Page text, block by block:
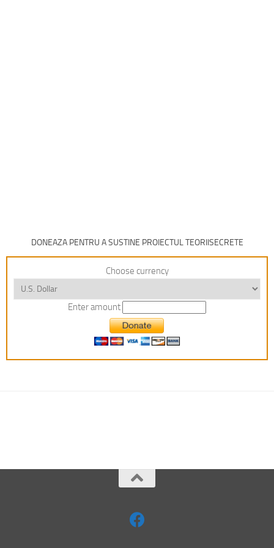
DONEAZA PENTRU A SUSTINE PROIECTUL TEORIISECRETE
Choose currency
Enter amount